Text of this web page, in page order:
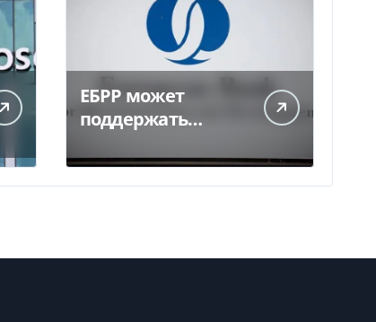
ЕБРР может
поддержать
украинского
бизнеса на 300 млн